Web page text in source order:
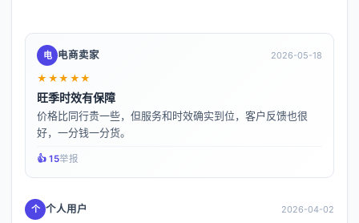
电 电商卖家 2026-05-18
★★★★★
旺季时效有保障
价格比同行贵一些，但服务和时效确实到位，客户反馈也很
好，一分钱一分货。
👍️ 15举报
个 个人用户 2026-04-02